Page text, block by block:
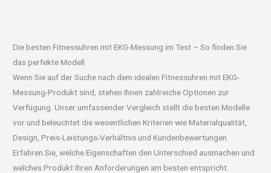
Die besten Fitnessuhren mit EKG-Messung im Test – So finden Sie
das perfekte Modell
Wenn Sie auf der Suche nach dem idealen Fitnessuhren mit EKG-
Messung-Produkt sind, stehen Ihnen zahlreiche Optionen zur
Verfügung. Unser umfassender Vergleich stellt die besten Modelle
vor und beleuchtet die wesentlichen Kriterien wie Materialqualität,
Design, Preis-Leistungs-Verhältnis und Kundenbewertungen.
Erfahren Sie, welche Eigenschaften den Unterschied ausmachen und
welches Produkt Ihren Anforderungen am besten entspricht.